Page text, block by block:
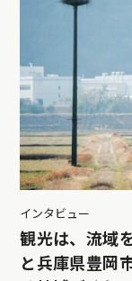
インタビュー
観光は、流域
と兵庫県豊岡